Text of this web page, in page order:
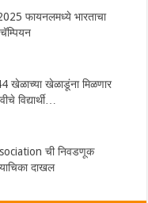
फायनलमध्ये भारताचा
खेळाच्या खेळाडूंना मिळणार
विद्यार्थी…
ची निवडणूक
दाखल